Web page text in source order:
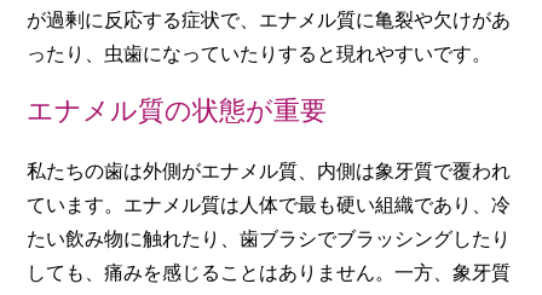
が過剰に反応する症状で、エナメル質に亀裂や欠けがあ
ったり、虫歯になっていたりすると現れやすいです。
エナメル質の状態が重要
私たちの歯は外側がエナメル質、内側は象牙質で覆われ
ています。エナメル質は人体で最も硬い組織であり、冷
たい飲み物に触れたり、歯ブラシでブラッシングしたり
しても、痛みを感じることはありません。一方、象牙質